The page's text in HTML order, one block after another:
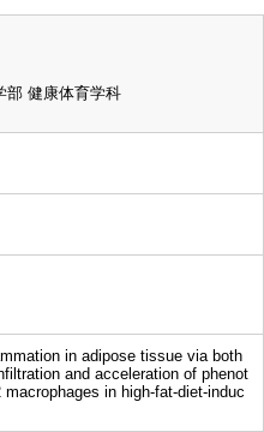
部 健康体育学科
in adipose tissue via both
and acceleration of phenot
in high-fat-diet-induc